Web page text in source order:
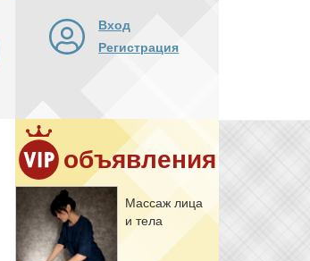
Вход
Регистрация
объявления
Мас­саж ли­ца
и те­ла